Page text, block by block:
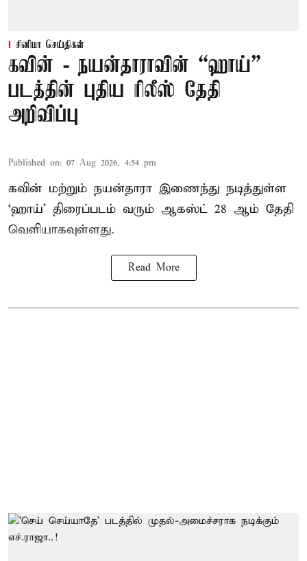
சினிமா செய்திகள்
கவின் - நயன்தாராவின் “ஹாய்”
படத்தின் புதிய ரிலீஸ் தேதி
அறிவிப்பு
Published on: 07 Aug 2026, 4:54 pm
கவின் மற்றும் நயன்தாரா இணைந்து நடித்துள்ள
‘ஹாய்’ திரைப்படம் வரும் ஆகஸ்ட் 28 ஆம் தேதி
வெளியாகவுள்ளது.
Read More